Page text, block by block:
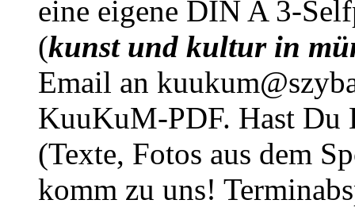
eine eigene DIN A 3-
(kunst und kultur in
Email an
KuuKuM-PDF. Hast Du
(Texte, Fotos aus dem
komm zu uns!